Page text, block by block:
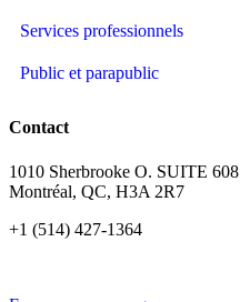
Services professionnels
Public et parapublic
Contact
1010 Sherbrooke O. SUITE 608
Montréal, QC, H3A 2R7
+1 (514) 427-1364